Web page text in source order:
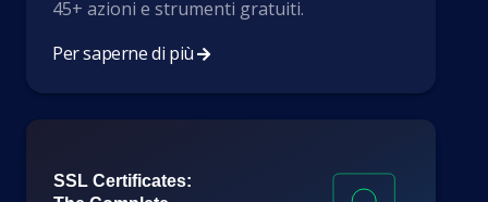
45+ azioni e strumenti gratuiti.
Per saperne di più